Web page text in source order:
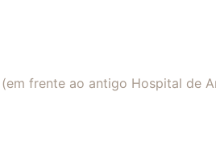
frente ao antigo Hospital de